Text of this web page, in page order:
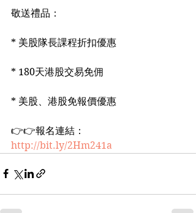
敬送禮品：
* 美股隊長課程折扣優惠
* 180天港股交易免佣
* 美股、港股免報價優惠
👉👉報名連結：
http://bit.ly/2Hm241a